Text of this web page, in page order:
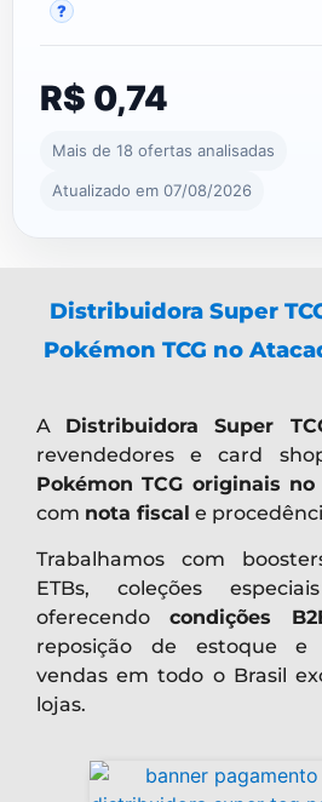
?
R$ 0,74
Mais de 18 ofertas analisadas
Atualizado em 07/08/2026
Distribuidora Super
Pokémon TCG no
A Distribuidora Super
revendedores e card
Pokémon TCG originais no
com nota fiscal e
Trabalhamos com
ETBs, coleções
oferecendo condições
reposição de estoque e
vendas em todo o Brasil
lojas.